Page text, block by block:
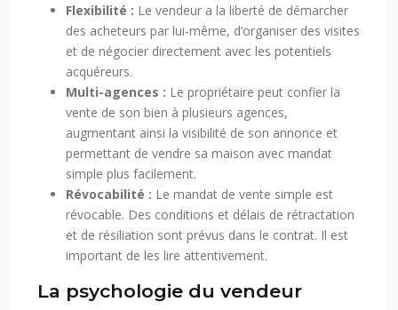
Flexibilité : Le vendeur a la liberté de démarcher
des acheteurs par lui-même, d’organiser des visites
et de négocier directement avec les potentiels
acquéreurs.
Multi-agences : Le propriétaire peut confier la
vente de son bien à plusieurs agences,
augmentant ainsi la visibilité de son annonce et
permettant de vendre sa maison avec mandat
simple plus facilement.
Révocabilité : Le mandat de vente simple est
révocable. Des conditions et délais de rétractation
et de résiliation sont prévus dans le contrat. Il est
important de les lire attentivement.
La psychologie du vendeur